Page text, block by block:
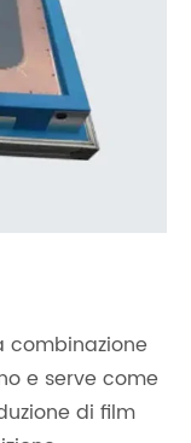
combinazione
e serve come
di film